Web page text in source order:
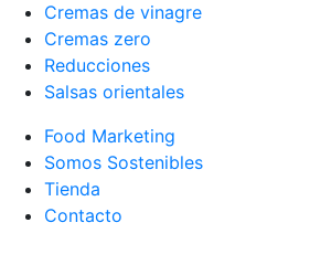
Cremas de vinagre
Cremas zero
Reducciones
Salsas orientales
Food Marketing
Somos Sostenibles
Tienda
Contacto